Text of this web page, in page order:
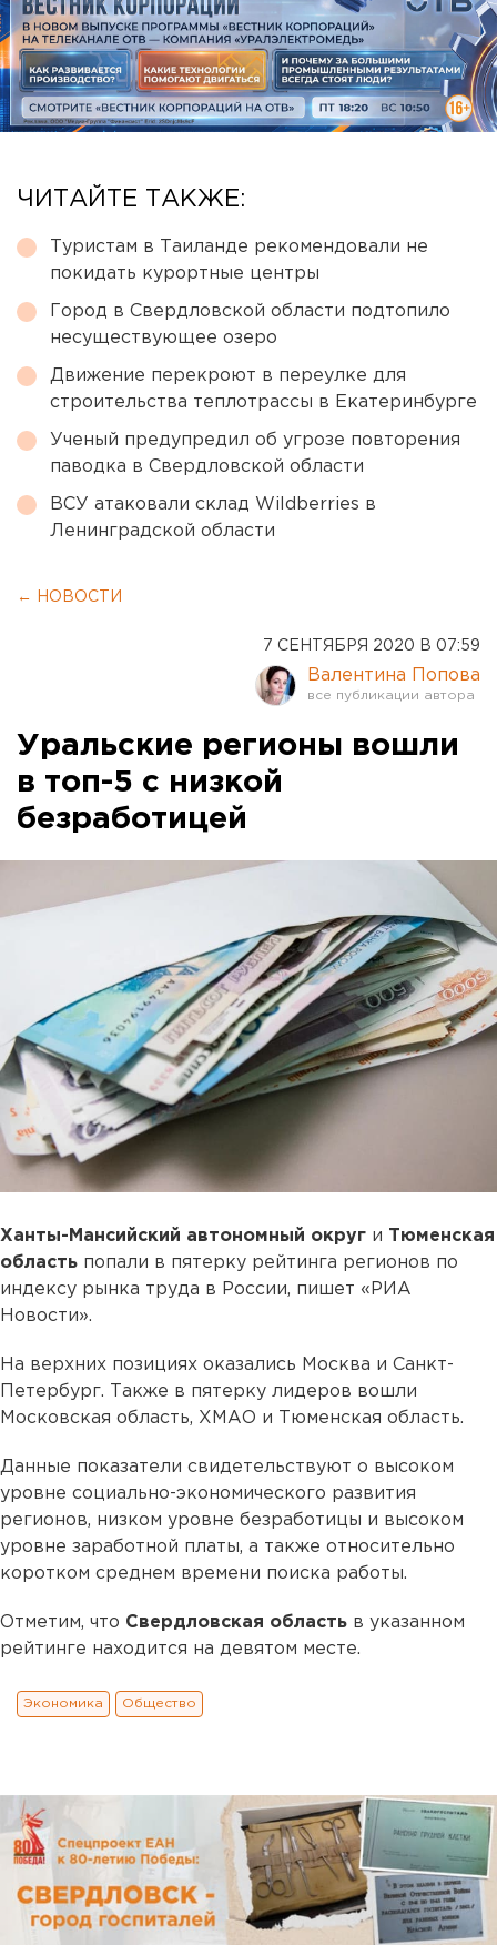
ЧИТАЙТЕ ТАКЖЕ:
Туристам в Таиланде рекомендовали не
покидать курортные центры
Город в Свердловской области подтопило
несуществующее озеро
Движение перекроют в переулке для
строительства теплотрассы в Екатеринбурге
Ученый предупредил об угрозе повторения
паводка в Свердловской области
ВСУ атаковали склад Wildberries в
Ленинградской области
← НОВОСТИ
7 СЕНТЯБРЯ 2020 В 07:59
Валентина Попова
Уральские регионы вошли
в топ-5 с низкой
безработицей
Ханты-Мансийский автономный округ и Тюменская
область попали в пятерку рейтинга регионов по
индексу рынка труда в России, пишет «РИА
Новости».
На верхних позициях оказались Москва и Санкт-
Петербург. Также в пятерку лидеров вошли
Московская область, ХМАО и Тюменская область.
Данные показатели свидетельствуют о высоком
уровне социально-экономического развития
регионов, низком уровне безработицы и высоком
уровне заработной платы, а также относительно
коротком среднем времени поиска работы.
Отметим, что Свердловская область в указанном
рейтинге находится на девятом месте.
Экономика Общество